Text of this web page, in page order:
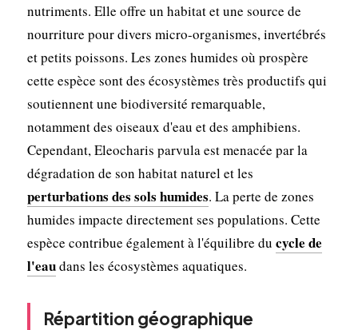
nutriments. Elle offre un habitat et une source de
nourriture pour divers micro-organismes, invertébrés
et petits poissons. Les zones humides où prospère
cette espèce sont des écosystèmes très productifs qui
soutiennent une biodiversité remarquable,
notamment des oiseaux d'eau et des amphibiens.
Cependant, Eleocharis parvula est menacée par la
dégradation de son habitat naturel et les
perturbations des sols humides. La perte de zones
humides impacte directement ses populations. Cette
espèce contribue également à l'équilibre du cycle de
l'eaudans les écosystèmes aquatiques.
Répartition géographique